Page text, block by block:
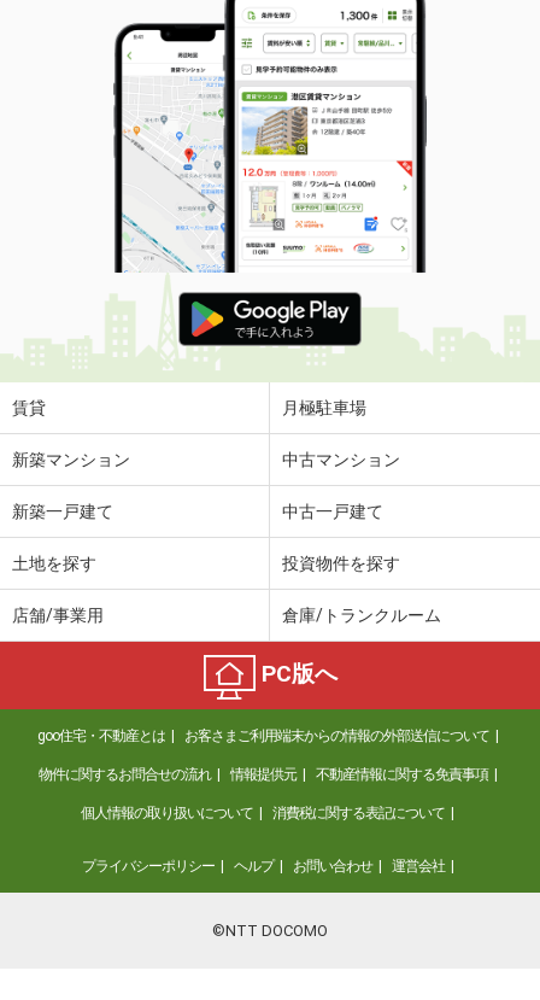
賃貸 月極駐車場
新築マンション 中古マンション
新築一戸建て 中古一戸建て
土地を探す 投資物件を探す
店舗/事業用 倉庫/トランクルーム
PC版へ
goo住宅・不動産とは お客さまご利用端末からの情報の外部送信について
物件に関するお問合せの流れ 情報提供元 不動産情報に関する免責事項
個人情報の取り扱いについて 消費税に関する表記について
プライバシーポリシー ヘルプ お問い合わせ 運営会社
©NTT DOCOMO